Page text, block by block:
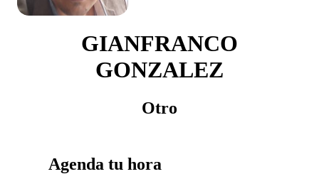
GIANFRANCO
GONZALEZ
Otro
Agenda tu hora